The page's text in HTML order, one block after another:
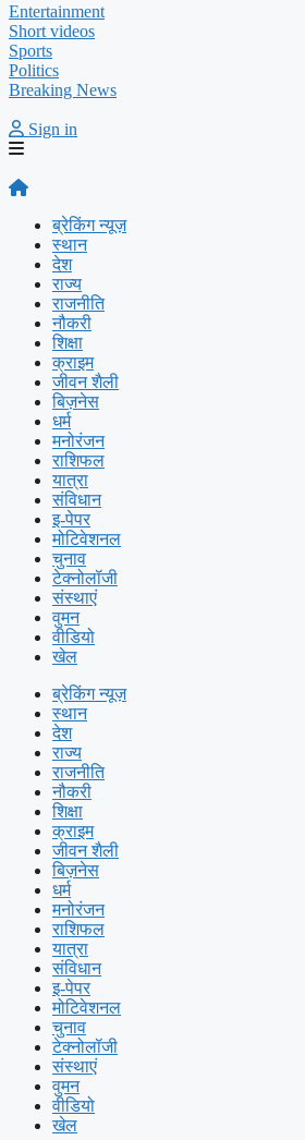
Entertainment
Short videos
Sports
Politics
Breaking News
Sign in
ब्रेकिंग न्यूज़
स्थान
देश
राज्य
राजनीति
नौकरी
शिक्षा
क्राइम
जीवन शैली
बिज़नेस
धर्म
मनोरंजन
राशिफल
यात्रा
संविधान
इ-पेपर
मोटिवेशनल
चुनाव
टेक्नोलॉजी
संस्थाएं
वुमन
वीडियो
खेल
ब्रेकिंग न्यूज़
स्थान
देश
राज्य
राजनीति
नौकरी
शिक्षा
क्राइम
जीवन शैली
बिज़नेस
धर्म
मनोरंजन
राशिफल
यात्रा
संविधान
इ-पेपर
मोटिवेशनल
चुनाव
टेक्नोलॉजी
संस्थाएं
वुमन
वीडियो
खेल